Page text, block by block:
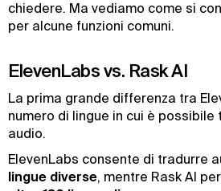
chiedere. Ma vediamo come si
per alcune funzioni comuni.
ElevenLabs vs. Rask AI
La prima grande differenza tra
numero di lingue in cui è possibile
audio.
ElevenLabs consente di tradurre
lingue diverse, mentre Rask AI